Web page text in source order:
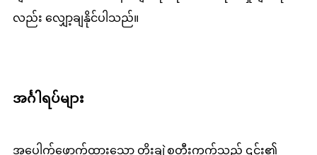
လည်း လျှော့ချနိုင်ပါသည်။
အင်္ဂါရပ်များ
အပေါက်ဖောက်ထားသော တိုးချဲ့စတီးကွက်သည် ၎င်း၏